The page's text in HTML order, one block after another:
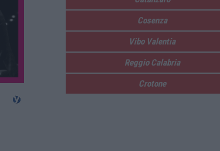
Cosenza
Vibo Valentia
Reggio Calabria
Crotone